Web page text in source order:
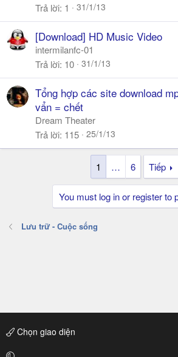
Trả lời 1 31/1/13
[Download] HD Music Video
intermilanfc-01
Trả lời 10 31/1/13
Tổng hợp các site download
vẩn = chết
Dream Theater
Trả lời 115 25/1/13
1 … 6 Tiếp
You must log in or register to
Lưu trữ - Cuộc sống
Chọn giao diện